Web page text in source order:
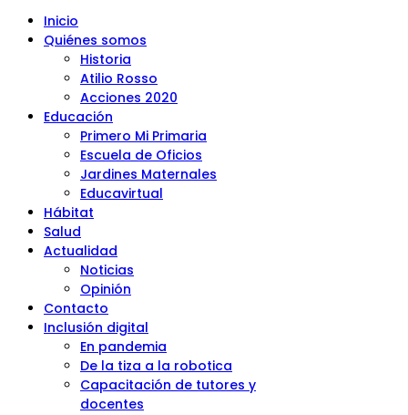
Inicio
Quiénes somos
Historia
Atilio Rosso
Acciones 2020
Educación
Primero Mi Primaria
Escuela de Oficios
Jardines Maternales
Educavirtual
Hábitat
Salud
Actualidad
Noticias
Opinión
Contacto
Inclusión digital
En pandemia
De la tiza a la robotica
Capacitación de tutores y
docentes